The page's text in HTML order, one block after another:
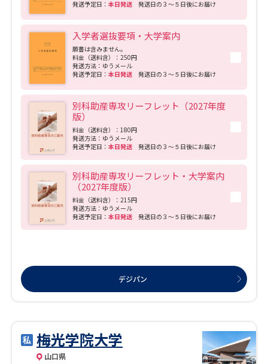
発送予定日： 本日発送 発送日の３～５日後にお届け
入学者選抜要項・大学案内
願書は含みません。
料金（送料含）：250円
発送方法：ゆうメール
発送予定日： 本日発送 発送日の３～５日後にお届け
別科助産専攻リーフレット（2027年度
版）
料金（送料含）：180円
発送方法：ゆうメール
発送予定日： 本日発送 発送日の３～５日後にお届け
別科助産専攻リーフレット・大学案内
（2027年度版）
料金（送料含）：215円
発送方法：ゆうメール
発送予定日： 本日発送 発送日の３～５日後にお届け
デジパン
梅光学院大学
山口県